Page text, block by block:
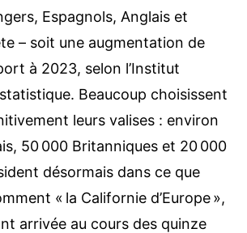
Espagnols, Anglais et
– soit une augmentation de
à 2023, selon l’Institut
Beaucoup choisissent
leurs valises : environ
50 000 Britanniques et 20 000
désormais dans ce que
« la Californie d’Europe »,
arrivée au cours des quinze